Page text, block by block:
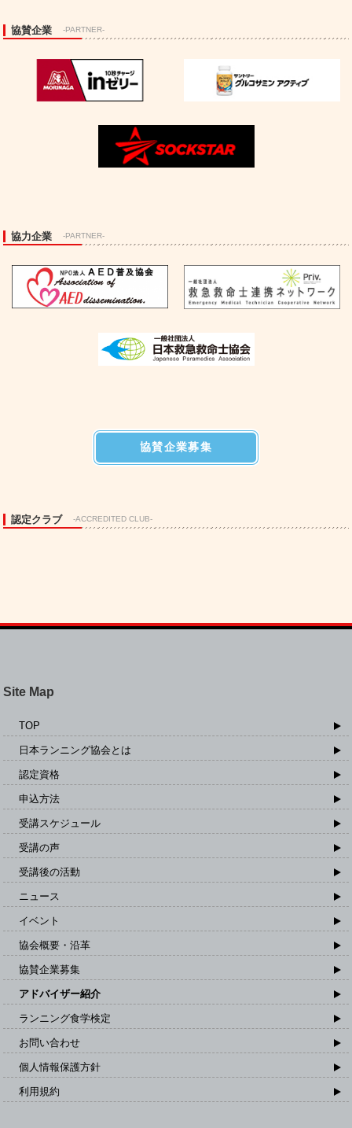
協賛企業 -PARTNER-
協力企業 -PARTNER-
協賛企業募集
認定クラブ -ACCREDITED CLUB-
Site Map
TOP
日本ランニング協会とは
認定資格
申込方法
受講スケジュール
受講の声
受講後の活動
ニュース
イベント
協会概要・沿革
協賛企業募集
アドバイザー紹介
ランニング食学検定
お問い合わせ
個人情報保護方針
利用規約